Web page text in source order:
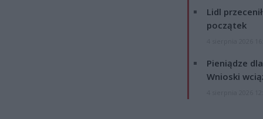
Lidl
początek
Pieniądze
Wnioski